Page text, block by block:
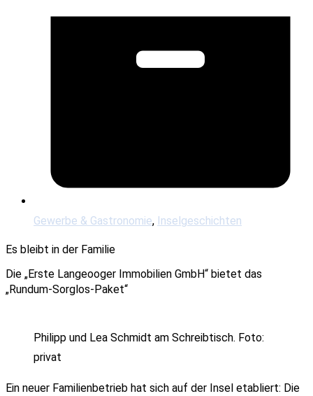
Gewerbe & Gastronomie, Inselgeschichten
Es bleibt in der Familie
Die „Erste Langeooger Immobilien GmbH“ bietet das
„Rundum-Sorglos-Paket“
Philipp und Lea Schmidt am Schreibtisch. Foto:
privat
Ein neuer Familienbetrieb hat sich auf der Insel etabliert: Die